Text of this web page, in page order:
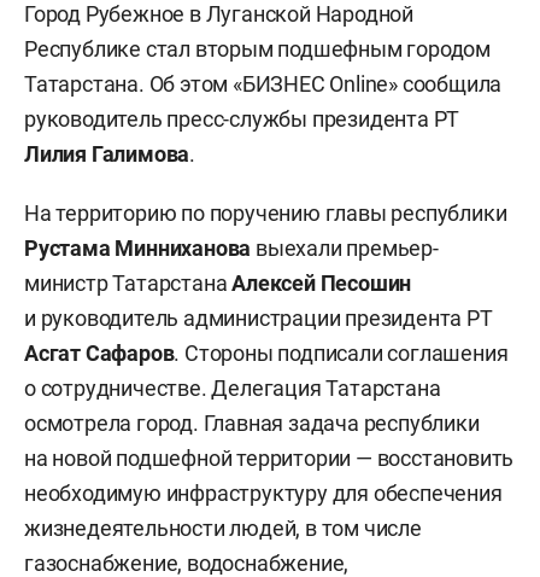
Город Рубежное в Луганской Народной
Республике стал вторым подшефным городом
Татарстана. Об этом «БИЗНЕС Online» сообщила
руководитель пресс-службы президента РТ
Лилия Галимова.
На территорию по поручению главы республики
Рустама Минниханова выехали премьер-
министр ТатарстанаАлексей Песошин
и руководитель администрации президента РТ
Асгат Сафаров. Стороны подписали соглашения
о сотрудничестве. Делегация Татарстана
осмотрела город. Главная задача республики
на новой подшефной территории — восстановить
необходимую инфраструктуру для обеспечения
жизнедеятельности людей, в том числе
газоснабжение, водоснабжение,